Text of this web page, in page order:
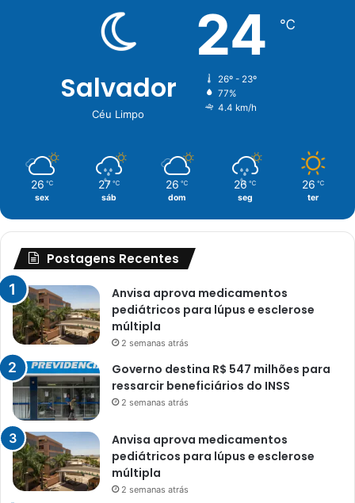
Salvador
Céu Limpo
24 ℃
26º - 23º
77%
4.4 km/h
26 ℃
sex
27 ℃
sáb
26 ℃
dom
26 ℃
seg
26 ℃
ter
Postagens Recentes
Anvisa aprova medicamentos
pediátricos para lúpus e esclerose
múltipla
2 semanas atrás
Governo destina R$ 547 milhões para
ressarcir beneficiários do INSS
2 semanas atrás
Anvisa aprova medicamentos
pediátricos para lúpus e esclerose
múltipla
2 semanas atrás